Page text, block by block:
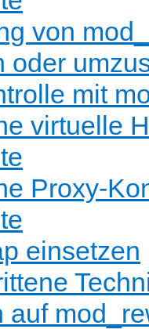
von
oder
mit
virtuelle
Proxy-
einsetzen
auf